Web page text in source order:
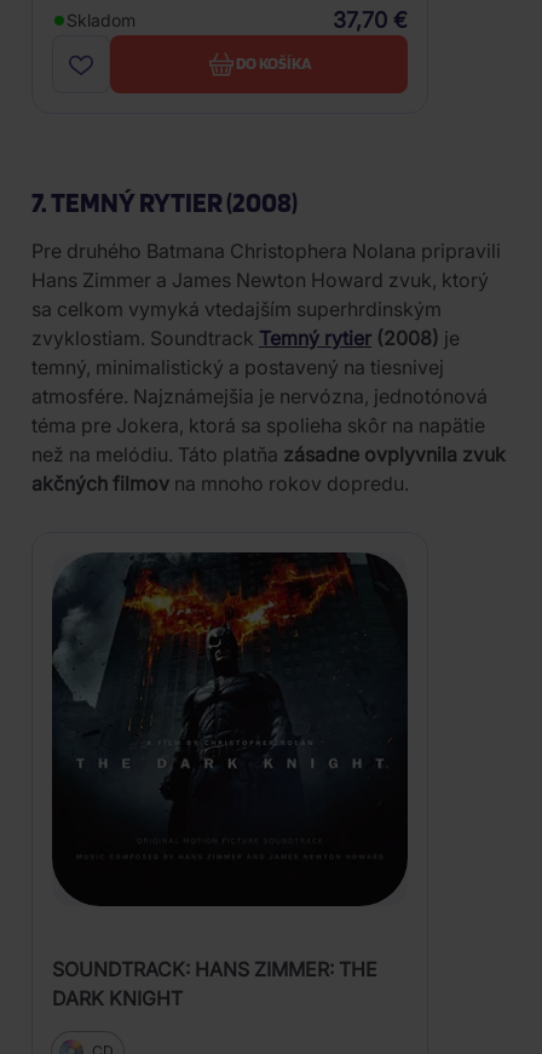
Skladom 37,70 €
DO KOŠÍKA
7. TEMNÝ RYTIER (2008)
Pre druhého Batmana Christophera Nolana pripravili
Hans Zimmer a James Newton Howard zvuk, ktorý
sa celkom vymyká vtedajším superhrdinským
zvyklostiam. Soundtrack Temný rytier (2008) je
temný, minimalistický a postavený na tiesnivej
atmosfére. Najznámejšia je nervózna, jednotónová
téma pre Jokera, ktorá sa spolieha skôr na napätie
než na melódiu. Táto platňa zásadne ovplyvnila zvuk
akčných filmov na mnoho rokov dopredu.
SOUNDTRACK: HANS ZIMMER: THE
DARK KNIGHT